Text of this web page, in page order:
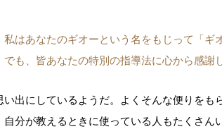
私はあなたのギオーという名をもじって「ギ
も、皆あなたの特別の指導法に心から感謝し
い出にしているようだ。よくそんな便りをも
自分が教えるときに使っている人もたくさん